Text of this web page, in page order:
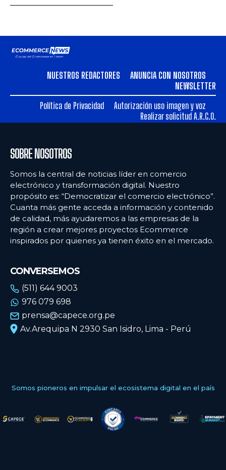
NUESTROS REDACTORES
ANUNCIA CON NOSOTROS
NEWSLETTER
Política de Privacidad
Autorización uso imagen y voz
Realizar solicitud A.R.C.O.
SOBRE NOSOTROS
Somos la central de noticias líder en comercio
electrónico y transformación digital. Nuestro
propósito es: “Democratizar el comercio electrónico”.
Cuanta más gente acceda a información y contenido
de calidad, más ayudaremos a las empresas de la
región a crear mejores proyectos Ecommerce
inspirados por quienes ya tienen éxito en el mercado.
CONVERSEMOS
(511) 644 9003
976 079 698
prensa@capece.org.pe
Av.Arequipa N 2930 San Isidro, Lima - Perú
Somos pioneros en impulsar el ecosistema digital en el país